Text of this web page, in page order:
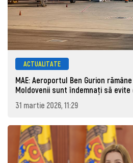
ACTUALITATE
MAE: Aeroportul Ben Gurion
Moldovenii sunt îndemnați să
31 martie 2026, 11:29